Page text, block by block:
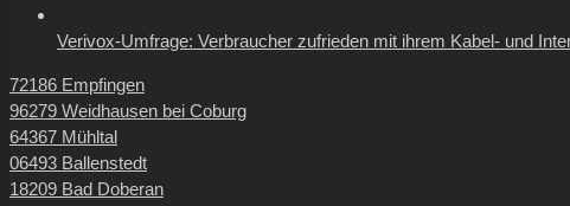
Verivox-Umfrage: Verbraucher zufrieden mit ihrem Kabel- und
72186 Empfingen
96279 Weidhausen bei Coburg
64367 Mühltal
06493 Ballenstedt
18209 Bad Doberan